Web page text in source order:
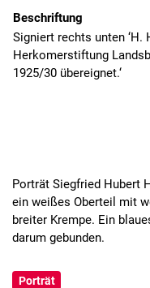
Beschriftung
Signiert rechts unten ‘H.
Herkomerstiftung
1925/30 übereignet.‘
Porträt Siegfried Hubert
ein weißes Oberteil mit
breiter Krempe. Ein
darum gebunden.
Porträt